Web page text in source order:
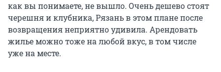
как вы понимаете, не вышло. Очень дешево стоят
черешня и клубника, Рязань в этом плане после
возвращения неприятно удивила. Арендовать
жилье можно тоже на любой вкус, в том числе
уже на месте.